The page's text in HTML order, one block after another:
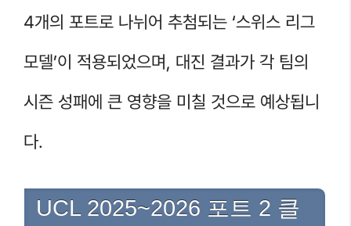
4개의 포트로 나뉘어 추첨되는 ‘스위스 리그
모델’이 적용되었으며, 대진 결과가 각 팀의
시즌 성패에 큰 영향을 미칠 것으로 예상됩니
다.
UCL 2025~2026 포트 2 클